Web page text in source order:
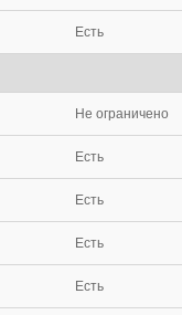
Есть
Не ограничено
Есть
Есть
Есть
Есть